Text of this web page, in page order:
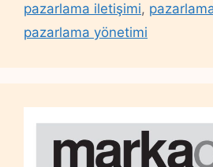
pazarlama iletişimi,
pazarlama yönetimi